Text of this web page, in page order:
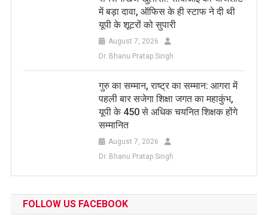
में बड़ा दावा, ऑफिस के ही स्टाफ ने दी थी
यूपी के शूटरों को सुपारी
August 7, 2026
Dr. Bhanu Pratap Singh
​गुरु का सम्मान, राष्ट्र का सम्मान: आगरा में
पहली बार सजेगा शिक्षा जगत का महाकुंभ,
यूपी के 450 से अधिक चयनित शिक्षक होंगे
सम्मानित
August 7, 2026
Dr. Bhanu Pratap Singh
FOLLOW US FACEBOOK